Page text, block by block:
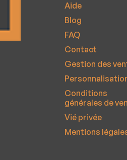
Aide
Blog
FAQ
Contact
Gestion des
Conditions
générales de
Vié privée
Mentions